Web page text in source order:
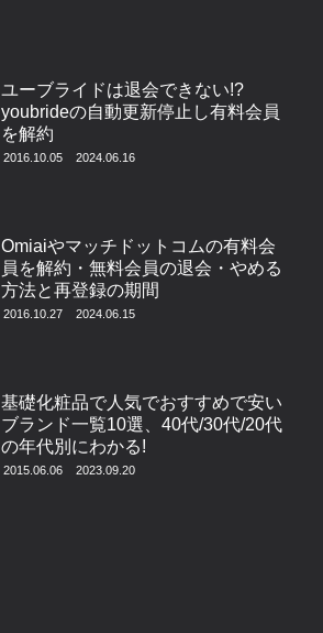
ユーブライドは退会できない!?
youbrideの自動更新停止し有料会員
を解約
2016.10.05 2024.06.16
Omiaiやマッチドットコムの有料会
員を解約・無料会員の退会・やめる
方法と再登録の期間
2016.10.27 2024.06.15
基礎化粧品で人気でおすすめで安い
ブランド一覧10選、40代/30代/20代
の年代別にわかる!
2015.06.06 2023.09.20